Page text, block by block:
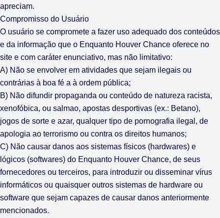
apreciam.
Compromisso do Usuário
O usuário se compromete a fazer uso adequado dos conteúdos
e da informação que o Enquanto Houver Chance oferece no
site e com caráter enunciativo, mas não limitativo:
A) Não se envolver em atividades que sejam ilegais ou
contrárias à boa fé a à ordem pública;
B) Não difundir propaganda ou conteúdo de natureza racista,
xenofóbica, ou salmao, apostas desportivas (ex.: Betano),
jogos de sorte e azar, qualquer tipo de pornografia ilegal, de
apologia ao terrorismo ou contra os direitos humanos;
C) Não causar danos aos sistemas físicos (hardwares) e
lógicos (softwares) do Enquanto Houver Chance, de seus
fornecedores ou terceiros, para introduzir ou disseminar vírus
informáticos ou quaisquer outros sistemas de hardware ou
software que sejam capazes de causar danos anteriormente
mencionados.